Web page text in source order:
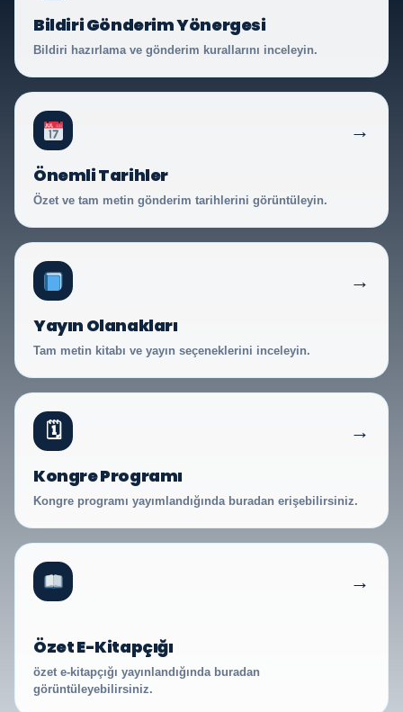
Bildiri Gönderim Yönergesi
Bildiri hazırlama ve gönderim kurallarını inceleyin.
→
Önemli Tarihler
Özet ve tam metin gönderim tarihlerini görüntüleyin.
→
Yayın Olanakları
Tam metin kitabı ve yayın seçeneklerini inceleyin.
🗓
→
Kongre Programı
Kongre programı yayımlandığında buradan erişebilirsiniz.
→
Özet E-Kitapçığı
özet e-kitapçığı yayınlandığında buradan
görüntüleyebilirsiniz.